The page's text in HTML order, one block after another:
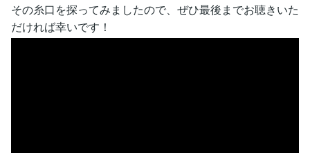
その糸口を探ってみましたので、ぜひ最後までお聴きいた
だければ幸いです！